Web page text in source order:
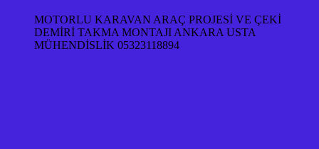
MOTORLU KARAVAN ARAÇ PROJESİ VE ÇEKİ
DEMİRİ TAKMA MONTAJI ANKARA USTA
MÜHENDİSLİK 05323118894